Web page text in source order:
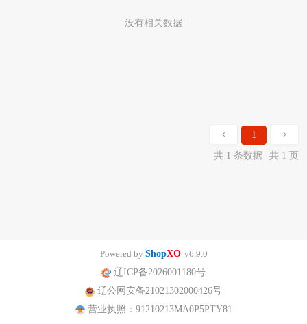
没有相关数据
1
共 1 条数据
共 1 页
Powered by ShopXO v6.9.0
辽ICP备2026001180号
辽公网安备21021302000426号
营业执照：91210213MA0P5PTY81